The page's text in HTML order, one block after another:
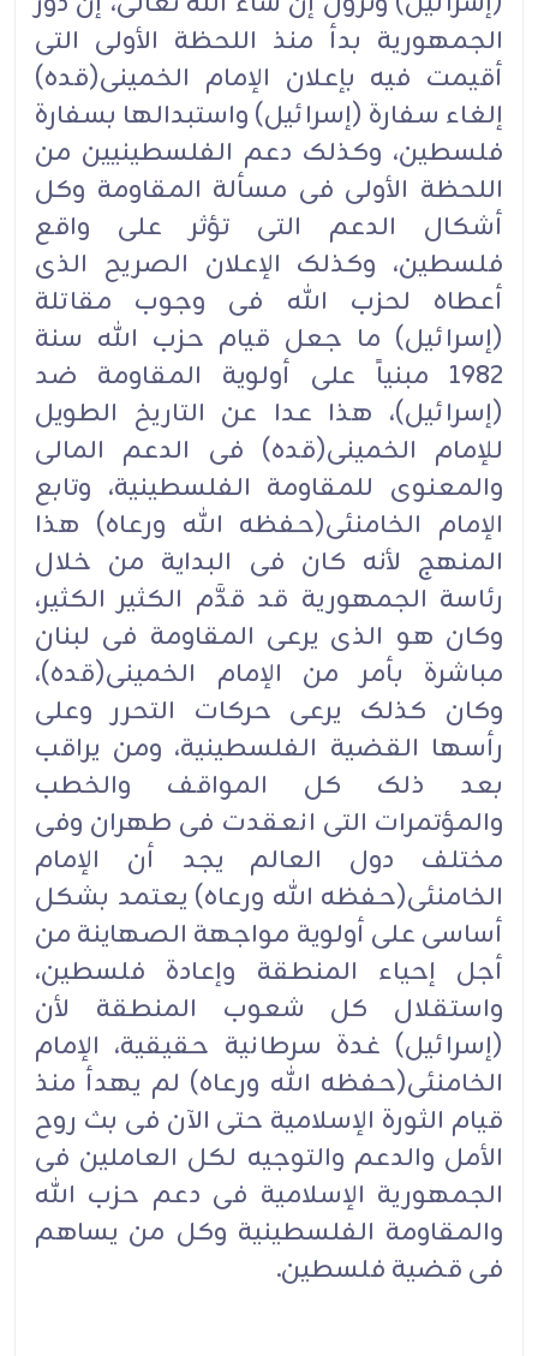
الجمهوریة بدأ منذ اللحظة الأولى التی
أقیمت فیه بإعلان الإمام الخمینی(قده)
إلغاء سفارة (إسرائیل) واستبدالها بسفارة
فلسطین، وکذلک دعم الفلسطینیین من
اللحظة الأولى فی مسألة المقاومة وکل
أشکال الدعم التی تؤثر على واقع
فلسطین، وکذلک الإعلان الصریح الذی
أعطاه لحزب الله فی وجوب مقاتلة
(إسرائیل) ما جعل قیام حزب الله سنة
1982 مبنیاً على أولویة المقاومة ضد
(إسرائیل)، هذا عدا عن التاریخ الطویل
للإمام الخمینی(قده) فی الدعم المالی
والمعنوی للمقاومة الفلسطینیة، وتابع
الإمام الخامنئی(حفظه الله ورعاه) هذا
المنهج لأنه کان فی البدایة من خلال
رئاسة الجمهوریة قد قدَّم الکثیر الکثیر،
وکان هو الذی یرعى المقاومة فی لبنان
مباشرة بأمر من الإمام الخمینی(قده)،
وکان کذلک یرعى حرکات التحرر وعلى
رأسها القضیة الفلسطینیة، ومن یراقب
بعد ذلک کل المواقف والخطب
والمؤتمرات التی انعقدت فی طهران وفی
مختلف دول العالم یجد أن الإمام
الخامنئی(حفظه الله ورعاه) یعتمد بشکل
أساسی على أولویة مواجهة الصهاینة من
أجل إحیاء المنطقة وإعادة فلسطین،
واستقلال کل شعوب المنطقة لأن
(إسرائیل) غدة سرطانیة حقیقیة، الإمام
الخامنئی(حفظه الله ورعاه) لم یهدأ منذ
قیام الثورة الإسلامیة حتى الآن فی بث روح
الأمل والدعم والتوجیه لکل العاملین فی
الجمهوریة الإسلامیة فی دعم حزب الله
والمقاومة الفلسطینیة وکل من یساهم
فی قضیة فلسطین.